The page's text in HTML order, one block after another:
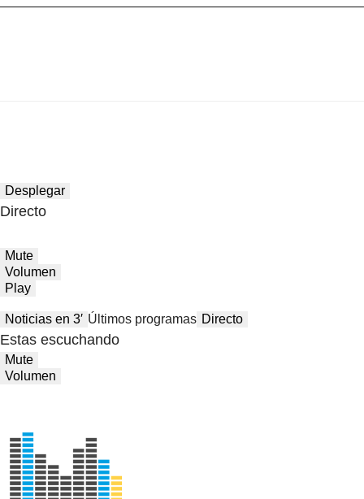
Desplegar
Directo
Mute
Volumen
Play
Noticias en 3′ Últimos programas Directo
Estas escuchando
Mute
Volumen